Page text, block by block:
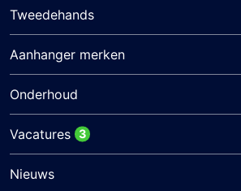
Tweedehands
Aanhanger merken
Onderhoud
Vacatures 3
Nieuws